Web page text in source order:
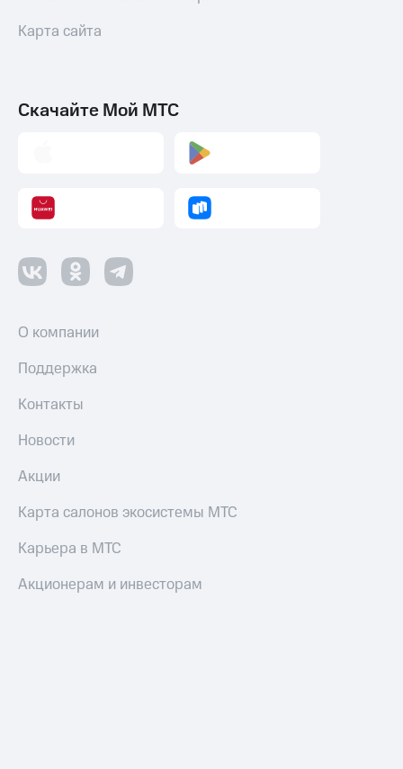
Карта сайта
Скачайте Мой МТС
О компании
Поддержка
Контакты
Новости
Акции
Карта салонов экосистемы МТС
Карьера в МТС
Акционерам и инвесторам